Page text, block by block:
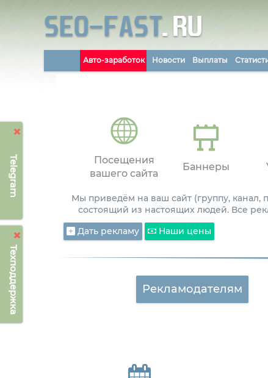
Telegram
Техподдержка
Авто-заработок Новости Выплаты
Посещения
вашего сайта
Баннеры
Мы приведём на ваш сайт (группу, канал,
состоящий из настоящих людей. Все
Дать рекламу
Наши цены
Рекламодателям